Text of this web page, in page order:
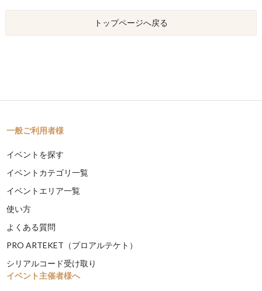
トップページへ戻る
一般ご利用者様
イベントを探す
イベントカテゴリ一覧
イベントエリア一覧
使い方
よくある質問
PRO ARTEKET（プロアルテケト）
シリアルコード受け取り
イベント主催者様へ